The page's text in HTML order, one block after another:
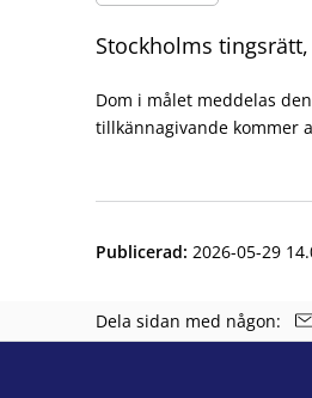
Stockholms
Dom i målet meddelas
tillkännagivande kommer
Publicerad: 2026-05-29
Dela sidan med någon: